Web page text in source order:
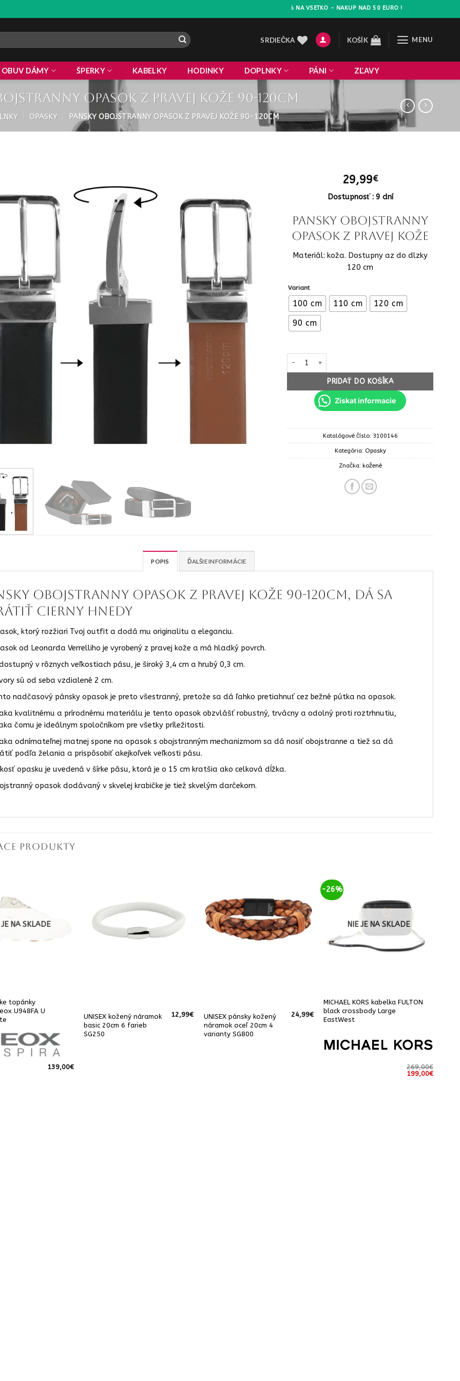
ZLAVA 10% NA VSETKO - NAKUP NAD 50 EURO !
SRDIEČKA KOŠÍK MENU
OBUV DÁMY ŠPERKY KABELKY HODINKY DOPLNKY PÁNI ZĽAVY
opasok z pravej kože 90-120cm
OPASKY PANSKY OBOJSTRANNY OPASOK Z PRAVEJ KOŽE 90-120CM
29,99€
Dostupnosť : 9 dní
Pansky obojstranny
opasok z pravej kože
Materiál: koža. Dostupny az do dlzky
120 cm
Variant
100 cm 110 cm
120 cm
90 cm
množstvo Pansky obojstranny opasok z pravej
PRIDAŤ DO KOŠÍKA
Ziskat informacie
Katalógové číslo: 3100146
Kategória: Opasky
Značka: kožené
POPIS ĎALŠIE INFORMÁCIE
obojstranny opasok z pravej kože 90-120cm, dá sa
cierny hnedy
ktorý rozžiari Tvoj outfit a dodá mu originalitu a eleganciu.
od Leonarda Verrelliho je vyrobený z pravej kože a má hladký povrch.
v rôznych veľkostiach pásu, je široký 3,4 cm a hrubý 0,3 cm.
sú od seba vzdialené 2 cm.
nadčasový pánsky opasok je preto všestranný, pretože sa dá ľahko pretiahnuť cez bežné pútka na opasok.
kvalitnému a prírodnému materiálu je tento opasok obzvlášť robustný, trvácny a odolný proti roztrhnutiu,
čomu je ideálnym spoločníkom pre všetky príležitosti.
odnímateľnej matnej spone na opasok s obojstranným mechanizmom sa dá nosiť obojstranne a tiež sa dá
podľa želania a prispôsobiť akejkoľvek veľkosti pásu.
opasku je uvedená v šírke pásu, ktorá je o 15 cm kratšia ako celková dĺžka.
opasok dodávaný v skvelej krabičke je tiež skvelým darčekom.
PRODUKTY
JE NA SKLADE
topánky
U948FA U
139,00€
UNISEX kožený náramok
basic 20cm 6 farieb
SG250
12,99€
UNISEX pánsky kožený
náramok oceľ 20cm 4
varianty SG800
24,99€
-26%
NIE JE NA SKLADE
MICHAEL KORS kabelka FULTON
black crossbody Large
EastWest
269,00€
Pôvodná
199,00€